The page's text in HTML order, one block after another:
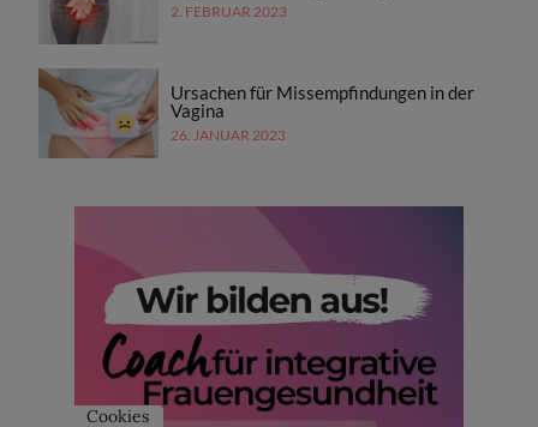
2. FEBRUAR 2023
Ursachen für Missempfindungen in der
Vagina
26. JANUAR 2023
Cookies